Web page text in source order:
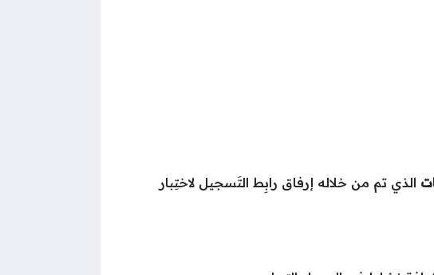
الذي تم من خلاله إرفاق رابِط التَسجيل لاختِبار